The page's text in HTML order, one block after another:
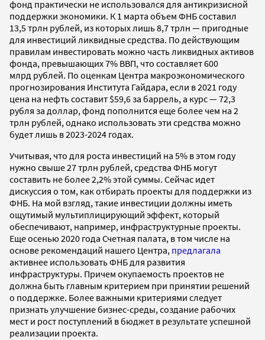
фонд практически не использовался для антикризисной
поддержки экономики. К 1 марта объем ФНБ составил
13,5 трлн рублей, из которых лишь 8,7 трлн — пригодные
для инвестиций ликвидные средства. По действующим
правилам инвестировать можно часть ликвидных активов
фонда, превышающих 7% ВВП, что составляет 600
млрд рублей. По оценкам Центра макроэкономического
прогнозирования Института Гайдара, если в 2021 году
цена на нефть составит $59,6 за баррель, а курс — 72,3
рубля за доллар, фонд пополнится еще более чем на 2
трлн рублей, однако использовать эти средства можно
будет лишь в 2023-2024 годах.
Учитывая, что для роста инвестиций на 5% в этом году
нужно свыше 27 трлн рублей, средства ФНБ могут
составить не более 2,2% этой суммы. Сейчас идет
дискуссия о том, как отбирать проекты для поддержки из
ФНБ. На мой взгляд, такие инвестиции должны иметь
ощутимый мультиплицирующий эффект, который
обеспечивают, например, инфраструктурные проекты.
Еще осенью 2020 года Счетная палата, в том числе на
основе рекомендаций нашего Центра, предлагала
активнее использовать ФНБ для развития
инфраструктуры. Причем окупаемость проектов не
должна быть главным критерием при принятии решений
о поддержке. Более важными критериями следует
признать улучшение бизнес-среды, создание рабочих
мест и рост поступлений в бюджет в результате успешной
реализации проекта.